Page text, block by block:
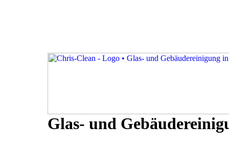
Glas- und